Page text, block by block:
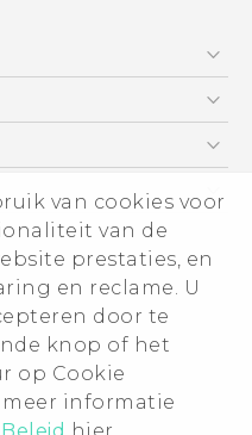
van cookies voor
van de
prestaties, en
en reclame. U
door te
knop of het
op Cookie
meer informatie